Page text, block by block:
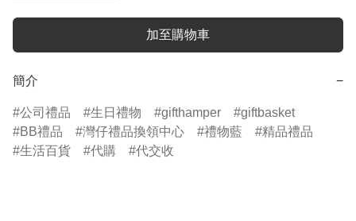
加至購物車
簡介 −
公司禮品 生日禮物 gifthamper
giftbasket
BB禮品
灣仔禮品換領中心 禮物藍
精品禮品
生活百貨
代購 代交收